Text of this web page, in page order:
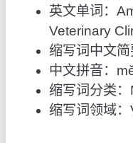
英文单词：
Veterinary
缩写词中文
中文拼音：
缩写词分类：
缩写词领域